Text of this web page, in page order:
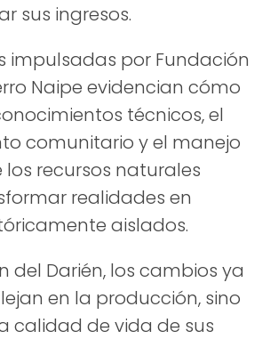
sus ingresos.
impulsadas por Fundación
Naipe evidencian cómo
técnicos, el
comunitario y el manejo
los recursos naturales
realidades en
aislados.
del Darién, los cambios ya
en la producción, sino
calidad de vida de sus